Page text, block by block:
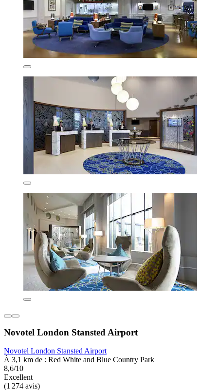
Novotel London Stansted Airport
Novotel London Stansted Airport
À 3,1 km de : Red White and Blue Country Park
8,6/10
Excellent
(1 274 avis)